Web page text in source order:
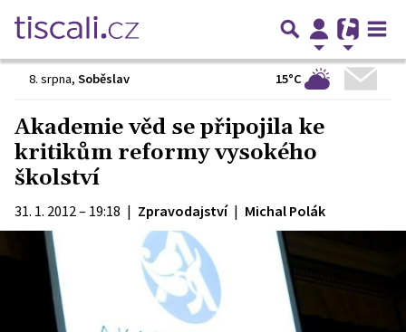
8. srpna, Soběslav 15°C
Akademie věd se připojila ke
kritikům reformy vysokého
školství
31. 1. 2012 – 19:18 | Zpravodajství | Michal Polák